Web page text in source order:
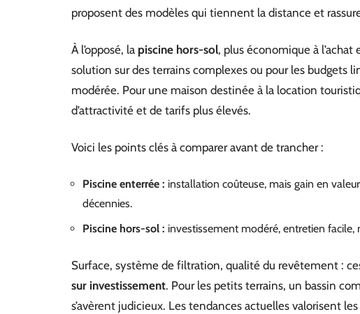
proposent des modèles qui tiennent la distance et
À l’opposé, la piscine hors-sol, plus économique à
solution sur des terrains complexes ou pour les budgets
modérée. Pour une maison destinée à la location
d’attractivité et de tarifs plus élevés.
Voici les points clés à comparer avant de trancher :
Piscine enterrée : installation coûteuse, mais gain en
décennies.
Piscine hors-sol : investissement modéré, entretien
Surface, système de filtration, qualité du revêtement :
sur investissement. Pour les petits terrains, un bassin
s’avèrent judicieux. Les tendances actuelles valorisent